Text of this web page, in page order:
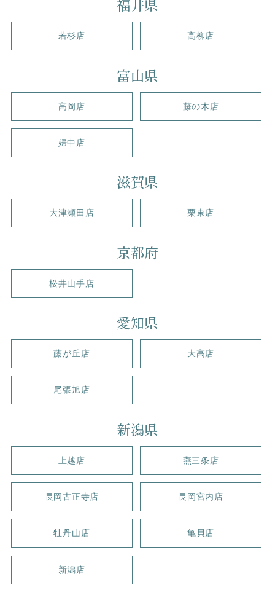
福井県
若杉店 高柳店
富山県
高岡店 藤の木店
婦中店
滋賀県
大津瀬田店 栗東店
京都府
松井山手店
愛知県
藤が丘店 大高店
尾張旭店
新潟県
上越店 燕三条店
長岡古正寺店 長岡宮内店
牡丹山店 亀貝店
新潟店